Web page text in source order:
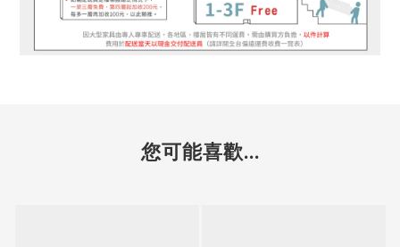
您可能喜歡...